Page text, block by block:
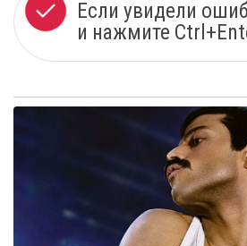
Если увидели
и нажмите